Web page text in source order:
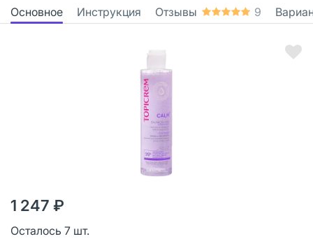
Основное Инструкция Отзывы 9
1 247 ₽
Осталось 7 шт.